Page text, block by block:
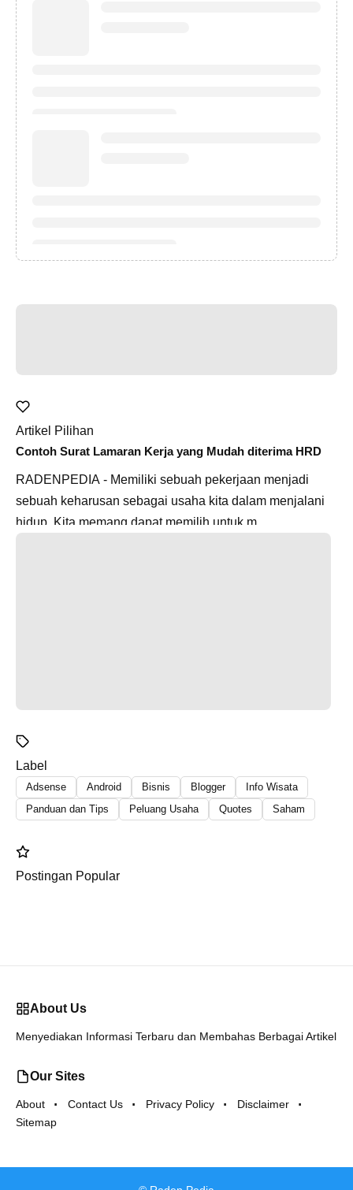
Artikel Pilihan
Contoh Surat Lamaran Kerja yang Mudah diterima HRD
RADENPEDIA - Memiliki sebuah pekerjaan menjadi
sebuah keharusan sebagai usaha kita dalam menjalani
hidup. Kita memang dapat memilih untuk m...
Label
Adsense Android Bisnis Blogger
Info Wisata
Panduan dan Tips
Peluang Usaha Quotes Saham
Postingan Popular
About Us
Menyediakan Informasi Terbaru dan Membahas Berbagai Artikel
Our Sites
About Contact Us Privacy Policy
Disclaimer
Sitemap